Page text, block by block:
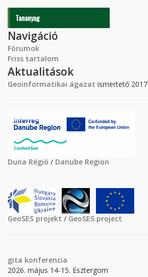
Tananyag
Navigáció
Fórumok
Friss tartalom
Aktualitások
Geoinformatikai ágazat ismertető 2017
Duna Régió / Danube Region
GeoSES projekt / GeoSES project
gita konferencia
2026. május 14-15. Esztergom